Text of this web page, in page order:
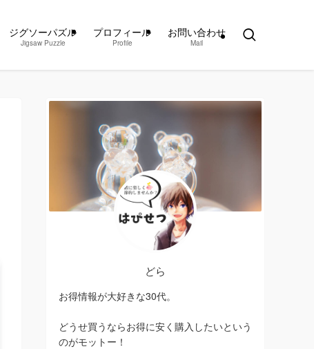
ジグソーパズル
Jigsaw Puzzle
プロフィール
Profile
お問い合わせ
Mail
どら
お得情報が大好きな30代。
どうせ買うならお得に安く購入したいという
のがモットー！